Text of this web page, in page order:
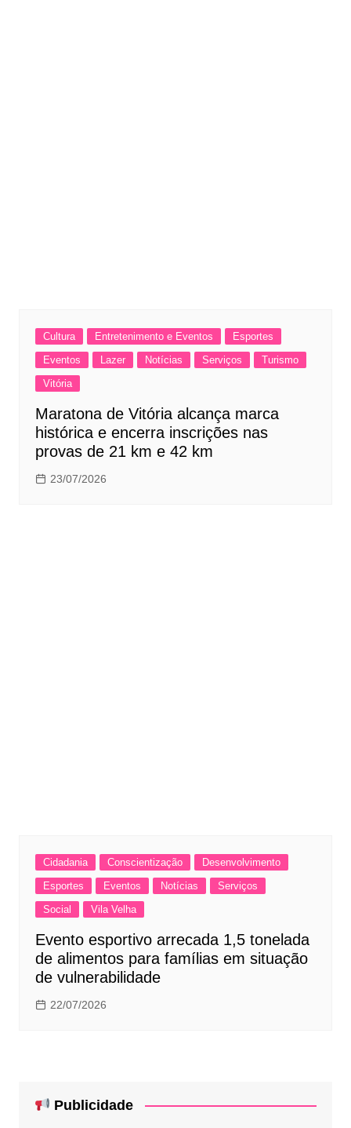
Cultura Entretenimento e Eventos
Esportes
Eventos
Lazer Notícias Serviços
Turismo
Vitória
Maratona de Vitória alcança marca
histórica e encerra inscrições nas
provas de 21 km e 42 km
23/07/2026
Cidadania Conscientização
Desenvolvimento
Esportes
Eventos Notícias
Serviços
Social
Vila Velha
Evento esportivo arrecada 1,5 tonelada
de alimentos para famílias em situação
de vulnerabilidade
22/07/2026
Publicidade